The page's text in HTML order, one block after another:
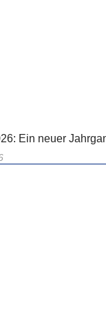
Ein neuer